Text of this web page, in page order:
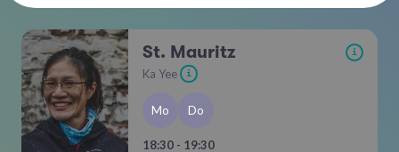
St. Mauritz i
Ka Yee i
Mo Do
18:30 - 19:30